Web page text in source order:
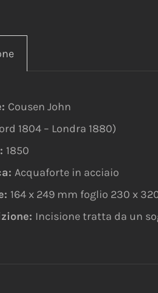
Cousen John
1804 – Londra 1880)
1850
Acquaforte in acciaio
164 x 249 mm foglio 230 x
Incisione tratta da un